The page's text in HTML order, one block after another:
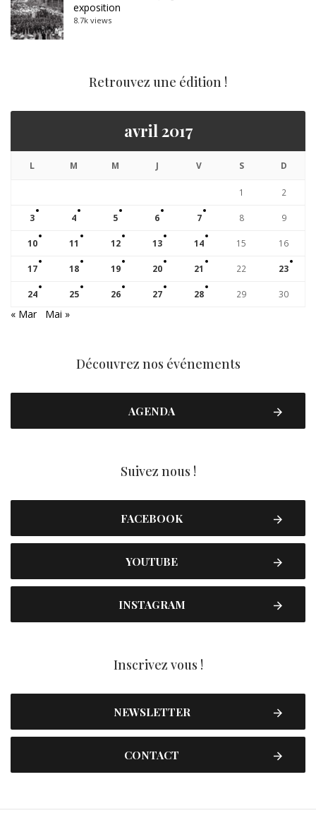
exposition
8.7k views
Retrouvez une édition !
avril 2017
L M M J V S D
1 2
3 4 5 6 7 8 9
10 11 12 13 14 15 16
17 18 19 20 21 22 23
24 25 26 27 28 29 30
« Mar Mai »
Découvrez nos événements
AGENDA
Suivez nous !
FACEBOOK
YOUTUBE
INSTAGRAM
Inscrivez vous !
NEWSLETTER
CONTACT